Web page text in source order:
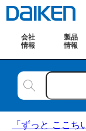
会社
情報
製品
情報
「ずっと ここ